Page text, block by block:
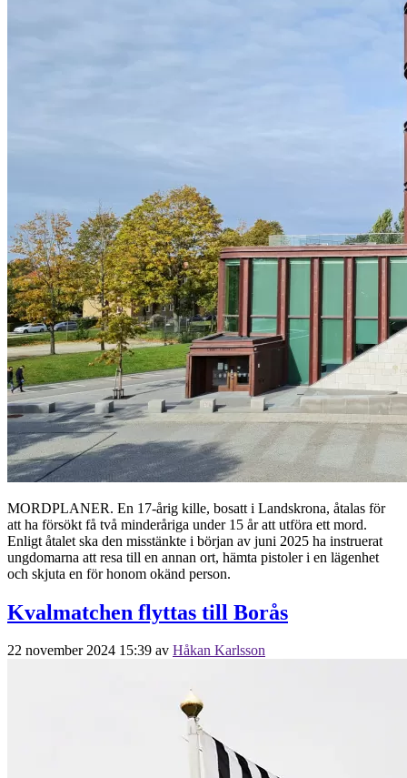
MORDPLANER. En 17-årig kille, bosatt i Landskrona, åtalas för
att ha försökt få två minderåriga under 15 år att utföra ett mord.
Enligt åtalet ska den misstänkte i början av juni 2025 ha instruerat
ungdomarna att resa till en annan ort, hämta pistoler i en lägenhet
och skjuta en för honom okänd person.
Kvalmatchen flyttas till Borås
22 november 2024 15:39 av Håkan Karlsson